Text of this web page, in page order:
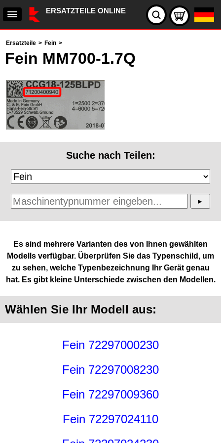
ERSATZTEILE ONLINE
Ersatzteile > Fein >
Fein MM700-1.7Q
Suche nach Teilen:
Es sind mehrere Varianten des von Ihnen gewählten
Modells verfügbar. Überprüfen Sie das Typenschild, um
zu sehen, welche Typenbezeichnung Ihr Gerät genau
hat. Es gibt kleine Unterschiede zwischen den Modellen.
Wählen Sie Ihr Modell aus:
Fein 72297000230
Fein 72297008230
Fein 72297009360
Fein 72297024110